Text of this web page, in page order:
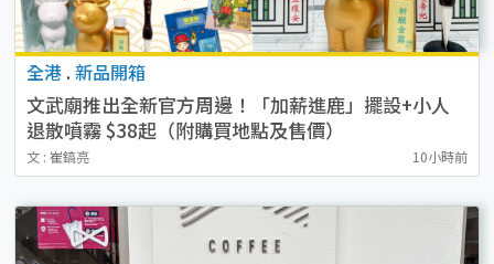
全港 . 新品開箱
文武廟推出全新官方周邊！「加薪進鹿」擺設+小人
退散噴霧 $38起（附購買地點及售價）
文 : 崔鎬亮 10小時前